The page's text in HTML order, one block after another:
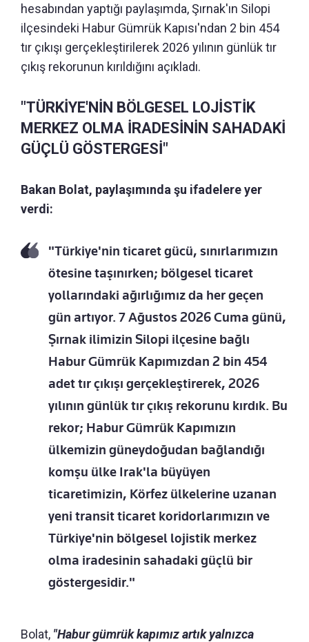
hesabından yaptığı paylaşımda, Şırnak'ın Silopi
ilçesindeki Habur Gümrük Kapısı'ndan 2 bin 454
tır çıkışı gerçekleştirilerek 2026 yılının günlük tır
çıkış rekorunun kırıldığını açıkladı.
"TÜRKİYE'NİN BÖLGESEL LOJİSTİK
MERKEZ OLMA İRADESİNİN SAHADAKİ
GÜÇLÜ GÖSTERGESİ"
Bakan Bolat, paylaşımında şu ifadelere yer
verdi:
"Türkiye'nin ticaret gücü, sınırlarımızın
ötesine taşınırken; bölgesel ticaret
yollarındaki ağırlığımız da her geçen
gün artıyor. 7 Ağustos 2026 Cuma günü,
Şırnak ilimizin Silopi ilçesine bağlı
Habur Gümrük Kapımızdan 2 bin 454
adet tır çıkışı gerçekleştirerek, 2026
yılının günlük tır çıkış rekorunu kırdık. Bu
rekor; Habur Gümrük Kapımızın
ülkemizin güneydoğudan bağlandığı
komşu ülke Irak'la büyüyen
ticaretimizin, Körfez ülkelerine uzanan
yeni transit ticaret koridorlarımızın ve
Türkiye'nin bölgesel lojistik merkez
olma iradesinin sahadaki güçlü bir
göstergesidir."
Bolat, "Habur gümrük kapımız artık yalnızca